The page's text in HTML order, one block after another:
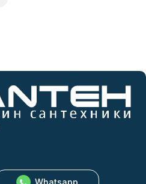
Whatsapp